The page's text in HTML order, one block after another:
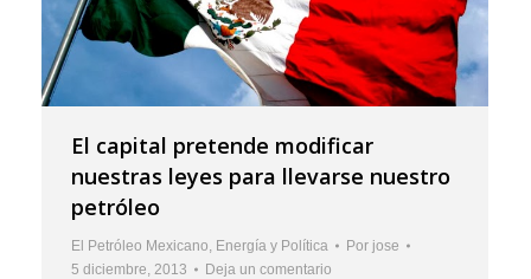
El capital pretende modificar
nuestras leyes para llevarse nuestro
petróleo
El Petróleo Mexicano, Energía y Política Por jose
5 diciembre, 2013
Deja un comentario